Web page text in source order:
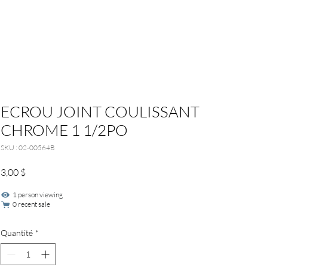
ECROU JOINT COULISSANT
CHROME 1 1/2PO
SKU : 02-00564B
3,00 $Prix
1 person viewing
0 recent sale
Quantité *